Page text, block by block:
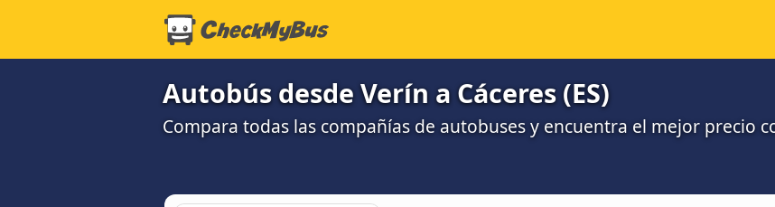
Autobús desde Verín a Cáceres‎‎ (ES)
Compara todas las compañías de autobuses y encuentra el mejor precio